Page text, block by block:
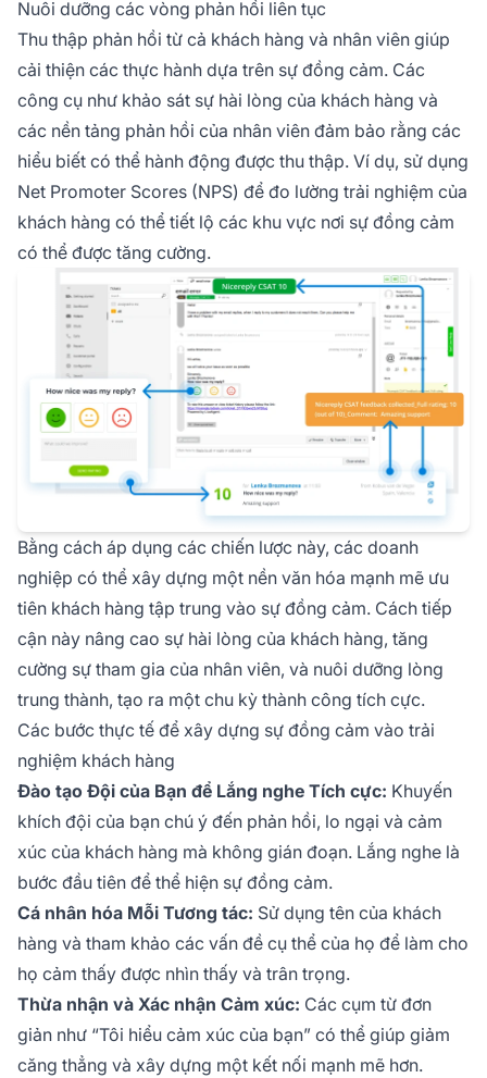
Nuôi dưỡng các vòng phản hồi liên tục
Thu thập phản hồi từ cả khách hàng và nhân viên giúp
cải thiện các thực hành dựa trên sự đồng cảm. Các
công cụ như khảo sát sự hài lòng của khách hàng và
các nền tảng phản hồi của nhân viên đảm bảo rằng các
hiểu biết có thể hành động được thu thập. Ví dụ, sử dụng
Net Promoter Scores (NPS) để đo lường trải nghiệm của
khách hàng có thể tiết lộ các khu vực nơi sự đồng cảm
có thể được tăng cường.
Bằng cách áp dụng các chiến lược này, các doanh
nghiệp có thể xây dựng một nền văn hóa mạnh mẽ ưu
tiên khách hàng tập trung vào sự đồng cảm. Cách tiếp
cận này nâng cao sự hài lòng của khách hàng, tăng
cường sự tham gia của nhân viên, và nuôi dưỡng lòng
trung thành, tạo ra một chu kỳ thành công tích cực.
Các bước thực tế để xây dựng sự đồng cảm vào trải
nghiệm khách hàng
Đào tạo Đội của Bạn để Lắng nghe Tích cực: Khuyến
khích đội của bạn chú ý đến phản hồi, lo ngại và cảm
xúc của khách hàng mà không gián đoạn. Lắng nghe là
bước đầu tiên để thể hiện sự đồng cảm.
Cá nhân hóa Mỗi Tương tác: Sử dụng tên của khách
hàng và tham khảo các vấn đề cụ thể của họ để làm cho
họ cảm thấy được nhìn thấy và trân trọng.
Thừa nhận và Xác nhận Cảm xúc: Các cụm từ đơn
giản như “Tôi hiểu cảm xúc của bạn” có thể giúp giảm
căng thẳng và xây dựng một kết nối mạnh mẽ hơn.